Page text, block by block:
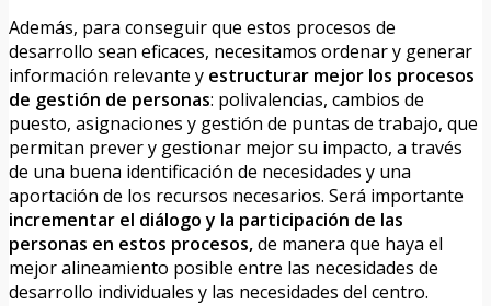
Además, para conseguir que estos procesos de
desarrollo sean eficaces, necesitamos ordenar y generar
información relevante y estructurar mejor los procesos
de gestión de personas: polivalencias, cambios de
puesto, asignaciones y gestión de puntas de trabajo, que
permitan prever y gestionar mejor su impacto, a través
de una buena identificación de necesidades y una
aportación de los recursos necesarios. Será importante
incrementar el diálogo y la participación de las
personas en estos procesos,de manera que haya el
mejor alineamiento posible entre las necesidades de
desarrollo individuales y las necesidades del centro.